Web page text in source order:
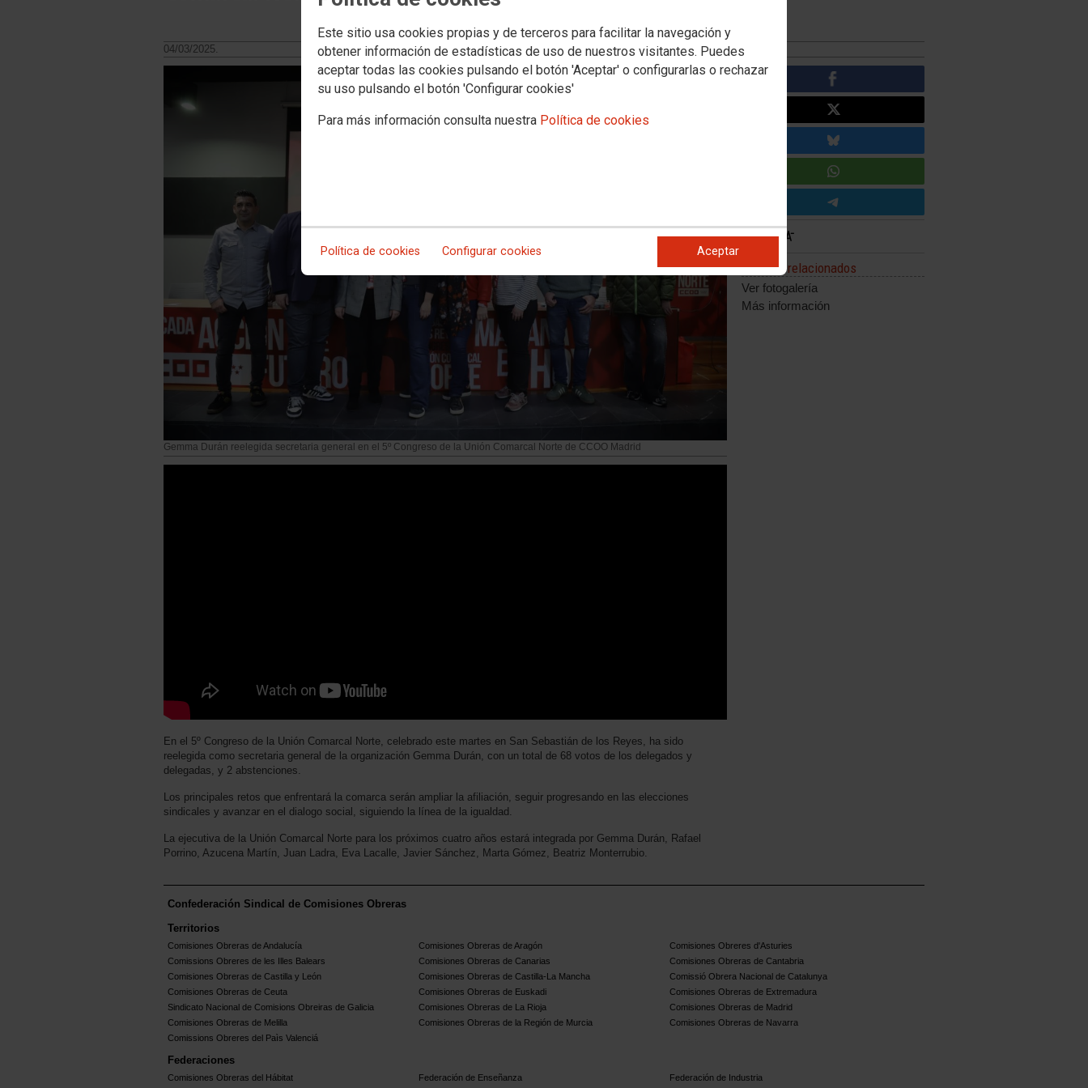
Este sitio usa cookies propias y de terceros para facilitar la navegación y
obtener información de estadísticas de uso de nuestros visitantes. Puedes
aceptar todas las cookies pulsando el botón 'Aceptar' o configurarlas o rechazar
su uso pulsando el botón 'Configurar cookies'
Para más información consulta nuestra Política de cookies
Política de cookies Configurar cookies Aceptar
04/03/2025.
Gemma Durán reelegida secretaria general en el 5º Congreso de la Unión Comarcal Norte de CCOO Madrid
En el 5º Congreso de la Unión Comarcal Norte, celebrado este martes en San Sebastián de los Reyes, ha sido
reelegida como secretaria general de la organización Gemma Durán, con un total de 68 votos de los delegados y
delegadas, y 2 abstenciones.
Los principales retos que enfrentará la comarca serán ampliar la afiliación, seguir progresando en las elecciones
sindicales y avanzar en el dialogo social, siguiendo la línea de la igualdad.
La ejecutiva de la Unión Comarcal Norte para los próximos cuatro años estará integrada por Gemma Durán, Rafael
Porrino, Azucena Martín, Juan Ladra, Eva Lacalle, Javier Sánchez, Marta Gómez, Beatriz Monterrubio.
Enlaces relacionados
Ver fotogalería
Más información
Confederación Sindical de Comisiones Obreras
Territorios
Comisiones Obreras de Andalucía Comisiones Obreras de Aragón
Comisiones Obreres d'Asturies
Comissions Obreres de les Illes Balears
Comisiones Obreras de Canarias
Comisiones Obreras de Cantabria
Comisiones Obreras de Castilla y León
Comisiones Obreras de Castilla-La Mancha
Comissió Obrera Nacional de Catalunya
Comisiones Obreras de Ceuta
Comisiones Obreras de Euskadi
Comisiones Obreras de Extremadura
Sindicato Nacional de Comisions Obreiras de Galicia
Comisiones Obreras de La Rioja
Comisiones Obreras de Madrid
Comisiones Obreras de Melilla
Comisiones Obreras de la Región de Murcia
Comisiones Obreras de Navarra
Comissions Obreres del Paìs Valenciá
Federaciones
Comisiones Obreras del Hábitat Federación de Enseñanza Federación de Industria